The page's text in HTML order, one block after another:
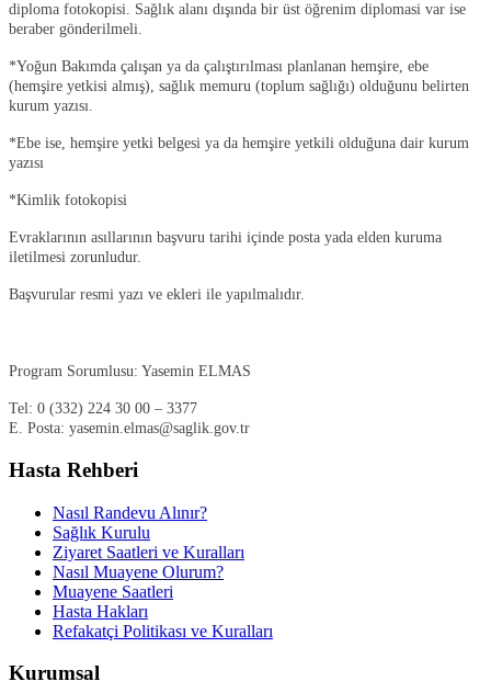
diploma fotokopisi. Sağlık alanı dışında bir üst öğrenim diplomasi var ise
beraber gönderilmeli.
*Yoğun Bakımda çalışan ya da çalıştırılması planlanan hemşire, ebe
(hemşire yetkisi almış), sağlık memuru (toplum sağlığı) olduğunu belirten
kurum yazısı.
*Ebe ise, hemşire yetki belgesi ya da hemşire yetkili olduğuna dair kurum
yazısı
*Kimlik fotokopisi
Evraklarının asıllarının başvuru tarihi içinde posta yada elden kuruma
iletilmesi zorunludur.
Başvurular resmi yazı ve ekleri ile yapılmalıdır.
Program Sorumlusu: Yasemin ELMAS
Tel: 0 (332) 224 30 00 – 3377
E. Posta: yasemin.elmas@saglik.gov.tr
Hasta Rehberi
Nasıl Randevu Alınır?
Sağlık Kurulu
Ziyaret Saatleri ve Kuralları
Nasıl Muayene Olurum?
Muayene Saatleri
Hasta Hakları
Refakatçi Politikası ve Kuralları
Kurumsal